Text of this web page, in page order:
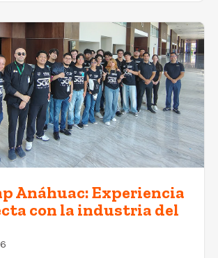
Anáhuac: Experiencia
con la industria del